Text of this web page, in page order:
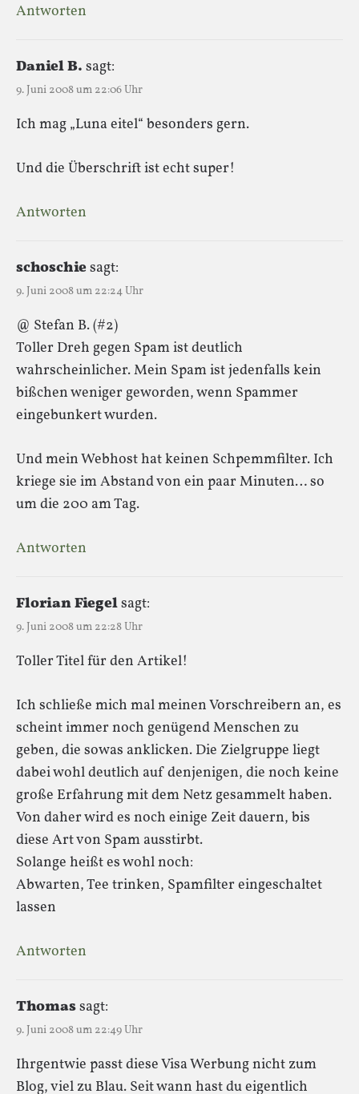
Antworten
Daniel B. sagt:
9. Juni 2008 um 22:06 Uhr
Ich mag „Luna eitel“ besonders gern.
Und die Überschrift ist echt super!
Antworten
schoschiesagt:
9. Juni 2008 um 22:24 Uhr
@ Stefan B. (#2)
Toller Dreh gegen Spam ist deutlich
wahrscheinlicher. Mein Spam ist jedenfalls kein
bißchen weniger geworden, wenn Spammer
eingebunkert wurden.
Und mein Webhost hat keinen Schpemmfilter. Ich
kriege sie im Abstand von ein paar Minuten… so
um die 200 am Tag.
Antworten
Florian Fiegelsagt:
9. Juni 2008 um 22:28 Uhr
Toller Titel für den Artikel!
Ich schließe mich mal meinen Vorschreibern an, es
scheint immer noch genügend Menschen zu
geben, die sowas anklicken. Die Zielgruppe liegt
dabei wohl deutlich auf denjenigen, die noch keine
große Erfahrung mit dem Netz gesammelt haben.
Von daher wird es noch einige Zeit dauern, bis
diese Art von Spam ausstirbt.
Solange heißt es wohl noch:
Abwarten, Tee trinken, Spamfilter eingeschaltet
lassen
Antworten
Thomassagt:
9. Juni 2008 um 22:49 Uhr
Ihrgentwie passt diese Visa Werbung nicht zum
Blog, viel zu Blau. Seit wann hast du eigentlich